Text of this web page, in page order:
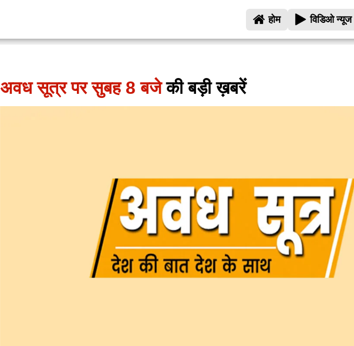
होम विडिओ न्यूज
अवध सूत्र पर सुबह 8 बजेकी बड़ी ख़बरें